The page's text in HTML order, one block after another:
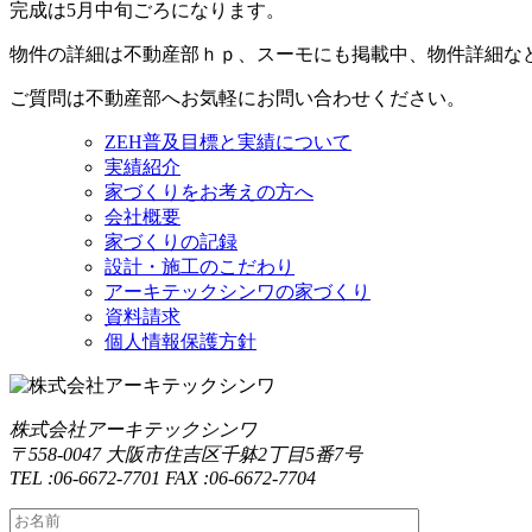
完成は5月中旬ごろになります。
物件の詳細は不動産部ｈｐ、スーモにも掲載中、物件詳細な
ご質問は不動産部へお気軽にお問い合わせください。
ZEH普及目標と実績について
実績紹介
家づくりをお考えの方へ
会社概要
家づくりの記録
設計・施工のこだわり
アーキテックシンワの家づくり
資料請求
個人情報保護方針
株式会社アーキテックシンワ
〒558-0047 大阪市住吉区千躰2丁目5番7号
TEL :06-6672-7701 FAX :06-6672-7704